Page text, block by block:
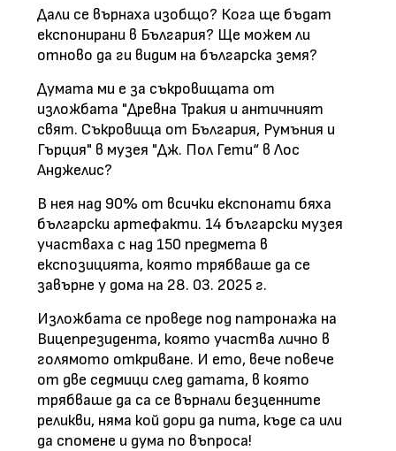
Дали се върнаха изобщо? Кога ще бъдат
експонирани в България? Ще можем ли
отново да ги видим на българска земя?
Думата ми е за съкровищата от
изложбата "Древна Тракия и античният
свят. Съкровища от България, Румъния и
Гърция" в музея "Дж. Пол Гети“ в Лос
Анджелис?
В нея над 90% от всички експонати бяха
български артефакти. 14 български музея
участваха с над 150 предмета в
експозицията, която трябваше да се
завърне у дома на 28. 03. 2025 г.
Изложбата се проведе под патронажа на
Вицепрезидента, която участва лично в
голямото откриване. И ето, вече повече
от две седмици след датата, в която
трябваше да са се върнали безценните
реликви, няма кой дори да пита, къде са или
да спомене и дума по въпроса!